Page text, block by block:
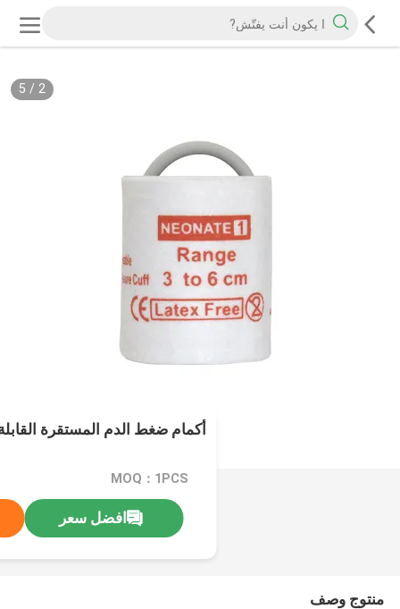
2
/
5
أكمام ضغط الدم المستقرة
MOQ：1PCS
افضل سعر
منتوج وصف